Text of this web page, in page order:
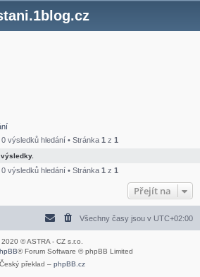
0 výsledků hledání • Stránka 1 z 1
0 výsledků hledání • Stránka 1 z 1
Přejít na
Všechny časy jsou v UTC+02:00
2020 © ASTRA - CZ s.r.o.
® Forum Software © phpBB Limited
Český překlad – phpBB.cz